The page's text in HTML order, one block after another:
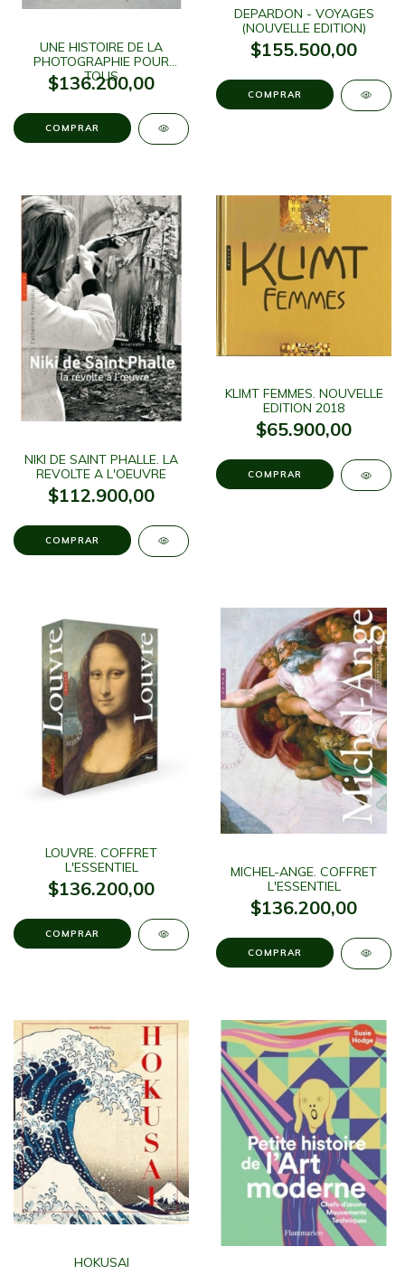
UNE HISTOIRE DE LA
PHOTOGRAPHIE POUR
TOUS
$136.200,00
DEPARDON - VOYAGES
(NOUVELLE EDITION)
$155.500,00
NIKI DE SAINT PHALLE. LA
REVOLTE A L'OEUVRE
$112.900,00
KLIMT FEMMES. NOUVELLE
EDITION 2018
$65.900,00
LOUVRE. COFFRET
L'ESSENTIEL
$136.200,00
MICHEL-ANGE. COFFRET
L'ESSENTIEL
$136.200,00
HOKUSAI